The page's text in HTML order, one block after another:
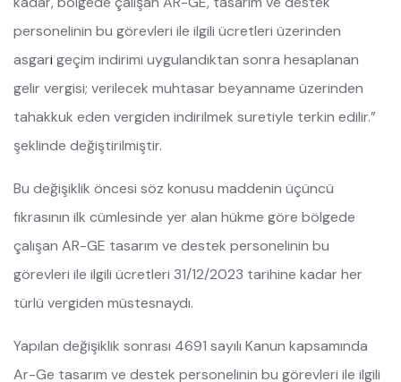
personelinin bu görevleri ile ilgili ücretleri üzerinden
asgari geçim indirimi uygulandıktan sonra hesaplanan
gelir vergisi; verilecek muhtasar beyanname üzerinden
tahakkuk eden vergiden indirilmek suretiyle terkin edilir.”
şeklinde değiştirilmiştir.
Bu değişiklik öncesi söz konusu maddenin üçüncü
fıkrasının ilk cümlesinde yer alan hükme göre bölgede
çalışan AR-GE tasarım ve destek personelinin bu
görevleri ile ilgili ücretleri 31/12/2023 tarihine kadar her
türlü vergiden müstesnaydı.
Yapılan değişiklik sonrası 4691 sayılı Kanun kapsamında
Ar-Ge tasarım ve destek personelinin bu görevleri ile ilgili